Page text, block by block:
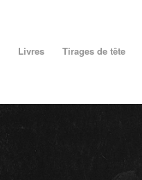
Livres Tirages de tête